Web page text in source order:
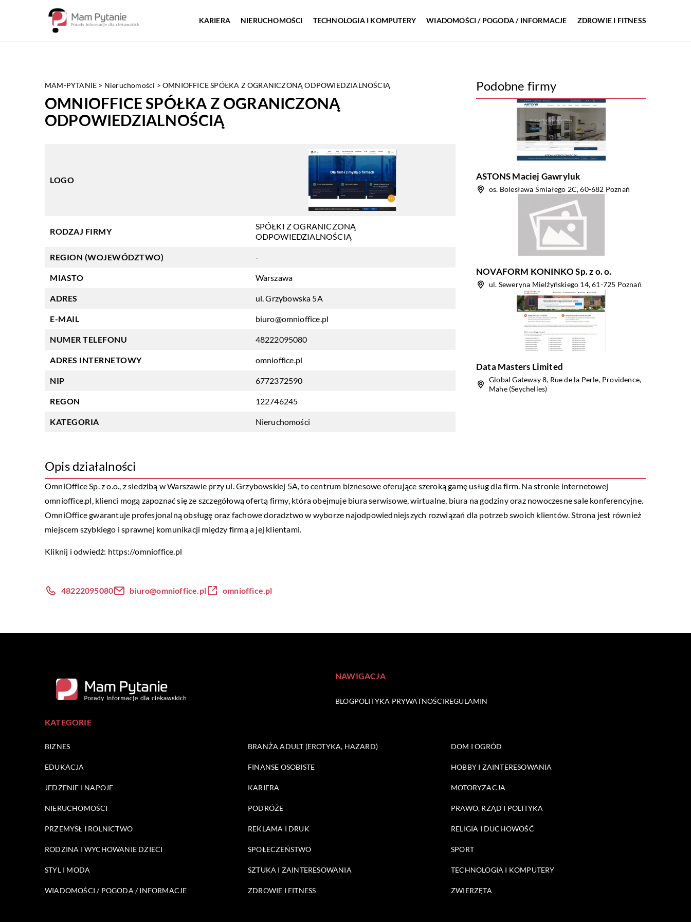
KARIERA NIERUCHOMOŚCI TECHNOLOGIA I KOMPUTERY WIADOMOŚCI / POGODA / INFORMACJE ZDROWIE I FITNESS
MAM-PYTANIE > Nieruchomości >OMNIOFFICE SPÓŁKA Z OGRANICZONĄ ODPOWIEDZIALNOŚCIĄ
OMNIOFFICE SPÓŁKA Z OGRANICZONĄ
ODPOWIEDZIALNOŚCIĄ
LOGO
RODZAJ FIRMY
SPÓŁKI Z OGRANICZONĄ
ODPOWIEDZIALNOŚCIĄ
REGION (WOJEWÓDZTWO) -
MIASTO Warszawa
ADRES ul. Grzybowska 5A
E-MAIL biuro@omnioffice.pl
NUMER TELEFONU 48222095080
ADRES INTERNETOWY omnioffice.pl
NIP 6772372590
REGON 122746245
KATEGORIA Nieruchomości
Podobne firmy
ASTONS Maciej Gawryluk
os. Bolesława Śmiałego 2C, 60-682 Poznań
NOVAFORM KONINKO Sp. z o. o.
ul. Seweryna Mielżyńskiego 14, 61-725 Poznań
Data Masters Limited
Global Gateway 8, Rue de la Perle, Providence,
Mahe (Seychelles)
Opis działalności
OmniOffice Sp. z o.o., z siedzibą w Warszawie przy ul. Grzybowskiej 5A, to centrum biznesowe oferujące szeroką gamę usług dla firm. Na stronie internetowej
omnioffice.pl, klienci mogą zapoznać się ze szczegółową ofertą firmy, która obejmuje biura serwisowe, wirtualne, biura na godziny oraz nowoczesne sale konferencyjne.
OmniOffice gwarantuje profesjonalną obsługę oraz fachowe doradztwo w wyborze najodpowiedniejszych rozwiązań dla potrzeb swoich klientów. Strona jest również
miejscem szybkiego i sprawnej komunikacji między firmą a jej klientami.
Kliknij i odwiedź: https://omnioffice.pl
48222095080 biuro@omnioffice.pl omnioffice.pl
NAWIGACJA
BLOGPOLITYKA PRYWATNOŚCIREGULAMIN
KATEGORIE
BIZNES BRANŻA ADULT (EROTYKA, HAZARD) DOM I OGRÓD
EDUKACJA FINANSE OSOBISTE HOBBY I ZAINTERESOWANIA
JEDZENIE I NAPOJE KARIERA MOTORYZACJA
NIERUCHOMOŚCI PODRÓŻE PRAWO, RZĄD I POLITYKA
PRZEMYSŁ I ROLNICTWO REKLAMA I DRUK RELIGIA I DUCHOWOŚĆ
RODZINA I WYCHOWANIE DZIECI SPOŁECZEŃSTWO SPORT
STYL I MODA SZTUKA I ZAINTERESOWANIA TECHNOLOGIA I KOMPUTERY
WIADOMOŚCI / POGODA / INFORMACJE ZDROWIE I FITNESS ZWIERZĘTA